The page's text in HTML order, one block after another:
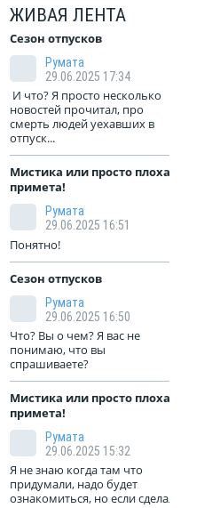
ЖИВАЯ ЛЕНТА
Сезон отпусков
Румата
29.06.2025 17:34
И что? Я просто несколько
новостей прочитал, про
смерть людей уехавших в
отпуск...
Мистика или просто плохая
примета!
Румата
29.06.2025 16:51
Понятно!
Сезон отпусков
Румата
29.06.2025 16:50
Что? Вы о чем? Я вас не
понимаю, что вы
спрашиваете?
Мистика или просто плохая
примета!
Румата
29.06.2025 15:32
Я не знаю когда там что
придумали, надо будет
ознакомиться, но если сделали